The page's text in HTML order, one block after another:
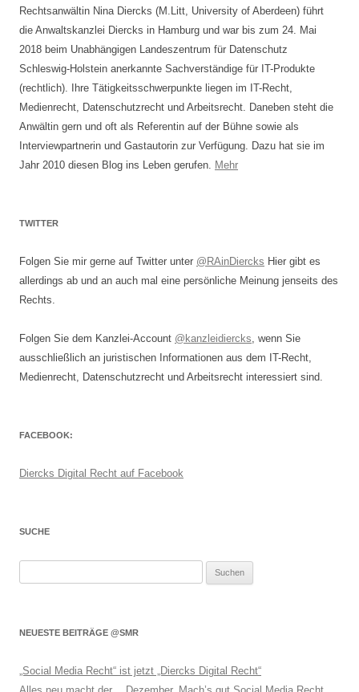
Rechtsanwältin Nina Diercks (M.Litt, University of Aberdeen) führt
die Anwaltskanzlei Diercks in Hamburg und war bis zum 24. Mai
2018 beim Unabhängigen Landeszentrum für Datenschutz
Schleswig-Holstein anerkannte Sachverständige für IT-Produkte
(rechtlich). Ihre Tätigkeitsschwerpunkte liegen im IT-Recht,
Medienrecht, Datenschutzrecht und Arbeitsrecht. Daneben steht die
Anwältin gern und oft als Referentin auf der Bühne sowie als
Interviewpartnerin und Gastautorin zur Verfügung. Dazu hat sie im
Jahr 2010 diesen Blog ins Leben gerufen. Mehr
TWITTER
Folgen Sie mir gerne auf Twitter unter @RAinDiercks Hier gibt es
allerdings ab und an auch mal eine persönliche Meinung jenseits des
Rechts.
Folgen Sie dem Kanzlei-Account @kanzleidiercks, wenn Sie
ausschließlich an juristischen Informationen aus dem IT-Recht,
Medienrecht, Datenschutzrecht und Arbeitsrecht interessiert sind.
FACEBOOK:
Diercks Digital Recht auf Facebook
SUCHE
NEUESTE BEITRÄGE @SMR
„Social Media Recht“ ist jetzt „Diercks Digital Recht“